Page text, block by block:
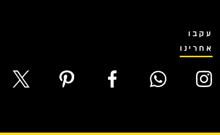
עקבו
אחרינו